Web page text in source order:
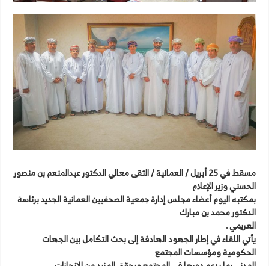
مسقط في 25 أبريل / العمانية / التقى معالي الدكتور عبدالمنعم بن منصور
الحسني وزير الإعلام
بمكتبه اليوم أعضاء مجلس إدارة جمعية الصحفيين العمانية الجديد برئاسة
الدكتور محمد بن مبارك
العريمي .
يأتي اللقاء في إطار الجهود الهادفة إلى بحث التكامل بين الجهات
الحكومية ومؤسسات المجتمع